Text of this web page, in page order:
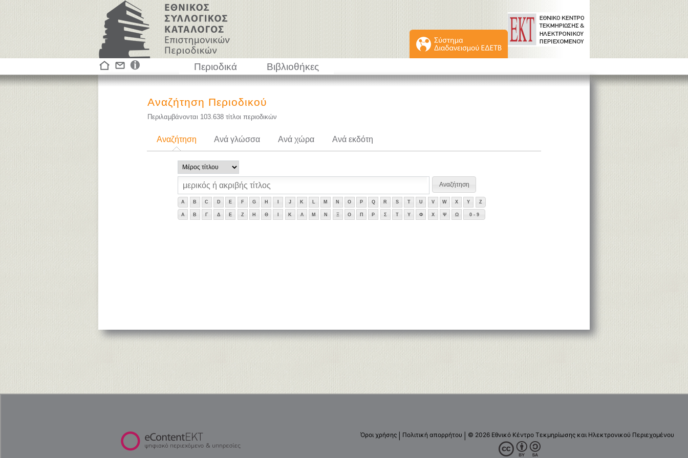
Περιοδικά Βιβλιοθήκες
Αναζήτηση Περιοδικού
Περιλαμβάνονται 103.638 τίτλοι περιοδικών
Αναζήτηση Ανά γλώσσα Ανά χώρα Ανά εκδότη
A B C D E F G H J K L M N O P Q R S T U V W X Y Z
Α Β Γ Δ Ε Ζ Η Θ Κ Λ Μ Ν Ξ Ο Π Ρ Σ Τ Υ Φ Χ Ψ Ω 0 - 9